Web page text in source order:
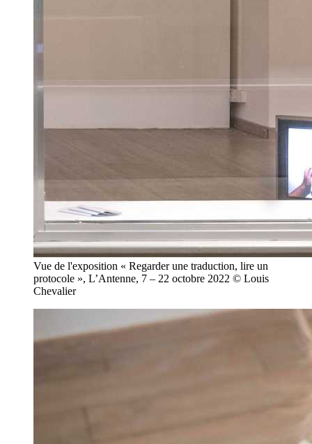
Vue de l'exposition « Regarder une traduction, lire un
protocole », L’Antenne, 7 – 22 octobre 2022 © Louis
Chevalier